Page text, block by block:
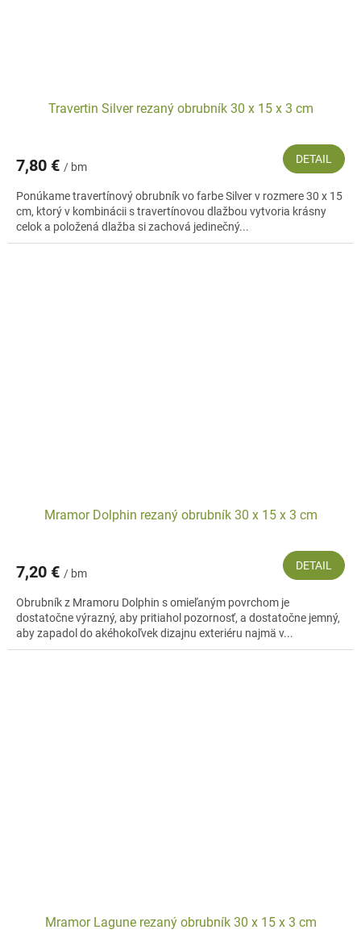
Travertin Silver rezaný obrubník 30 x 15 x 3 cm
7,80 € / bm
DETAIL
Ponúkame travertínový obrubník vo farbe Silver v rozmere 30 x 15
cm, ktorý v kombinácii s travertínovou dlažbou vytvoria krásny
celok a položená dlažba si zachová jedinečný...
Mramor Dolphin rezaný obrubník 30 x 15 x 3 cm
7,20 € / bm
DETAIL
Obrubník z Mramoru Dolphin s omieľaným povrchom je
dostatočne výrazný, aby pritiahol pozornosť, a dostatočne jemný,
aby zapadol do akéhokoľvek dizajnu exteriéru najmä v...
Mramor Lagune rezaný obrubník 30 x 15 x 3 cm